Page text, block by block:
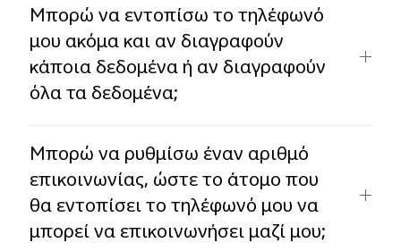
Μπορώ να εντοπίσω το τηλέφωνό
μου ακόμα και αν διαγραφούν
κάποια δεδομένα ή αν διαγραφούν
όλα τα δεδομένα;
Μπορώ να ρυθμίσω έναν αριθμό
επικοινωνίας, ώστε το άτομο που
θα εντοπίσει το τηλέφωνό μου να
μπορεί να επικοινωνήσει μαζί μου;